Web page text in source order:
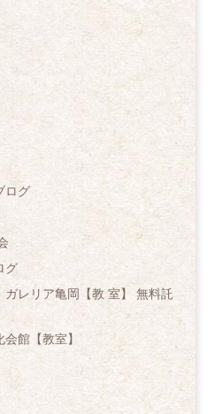
ログ
グ
レリア亀岡【教 室】 無料託
館【教室】